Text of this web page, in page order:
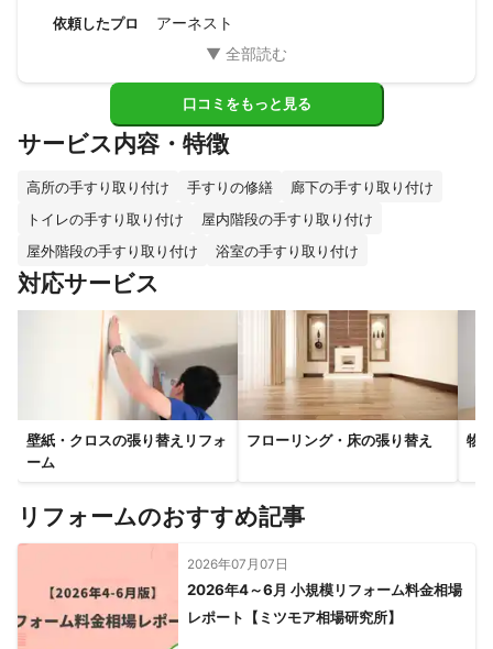
依頼したプロ アーネスト
口コミをもっと見る
サービス内容・特徴
高所の手すり取り付け 手すりの修繕
廊下の手すり取り付け
トイレの手すり取り付け
屋内階段の手すり取り付け
屋外階段の手すり取り付け
浴室の手すり取り付け
対応サービス
壁紙・クロスの張り替えリフォ
ーム
フローリング・床の張り替え 物
リフォームのおすすめ記事
2026年07月07日
2026年4～6月 小規模リフォーム料金相場
レポート【ミツモア相場研究所】